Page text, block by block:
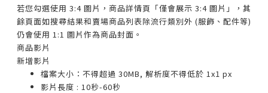
若您勾選使用 3:4 圖片，商品詳情頁「僅會展示 3:4 圖片」，其
餘頁面如搜尋結果和賣場商品列表除流行類別外 (服飾、配件等)
仍會使用 1:1 圖片作為商品封面。
商品影片
新增影片
檔案大小：不得超過 30MB, 解析度不得低於 1x1 px
影片長度 : 10秒-60秒